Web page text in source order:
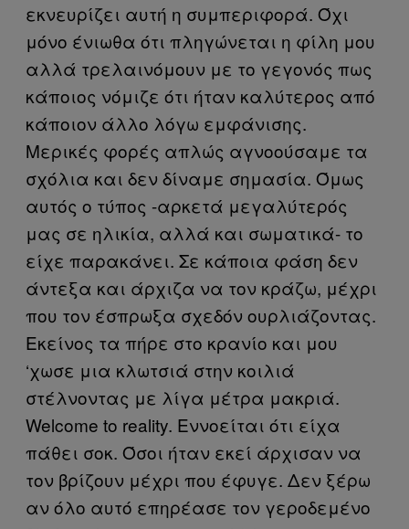
εκνευρίζει αυτή η συμπεριφορά. Όχι
μόνο ένιωθα ότι πληγώνεται η φίλη μου
αλλά τρελαινόμουν με το γεγονός πως
κάποιος νόμιζε ότι ήταν καλύτερος από
κάποιον άλλο λόγω εμφάνισης.
Μερικές φορές απλώς αγνοούσαμε τα
σχόλια και δεν δίναμε σημασία. Όμως
αυτός ο τύπος -αρκετά μεγαλύτερός
μας σε ηλικία, αλλά και σωματικά- το
είχε παρακάνει. Σε κάποια φάση δεν
άντεξα και άρχιζα να τον κράζω, μέχρι
που τον έσπρωξα σχεδόν ουρλιάζοντας.
Εκείνος τα πήρε στο κρανίο και μου
‘χωσε μια κλωτσιά στην κοιλιά
στέλνοντας με λίγα μέτρα μακριά.
Welcome to reality. Εννοείται ότι είχα
πάθει σοκ. Όσοι ήταν εκεί άρχισαν να
τον βρίζουν μέχρι που έφυγε. Δεν ξέρω
αν όλο αυτό επηρέασε τον γεροδεμένο